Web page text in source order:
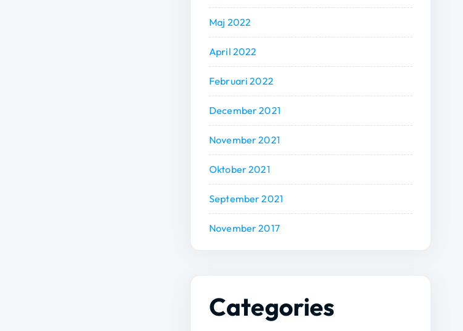
Maj 2022
April 2022
Februari 2022
December 2021
November 2021
Oktober 2021
September 2021
November 2017
Categories